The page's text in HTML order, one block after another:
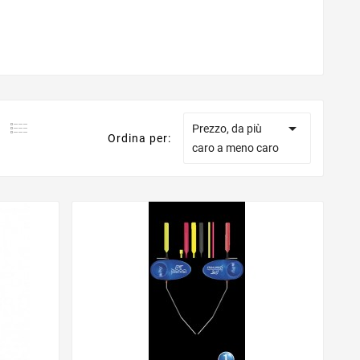
Ordina per:
Prezzo, da più
caro a meno caro
